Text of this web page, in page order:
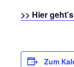
>> Hier
Zum